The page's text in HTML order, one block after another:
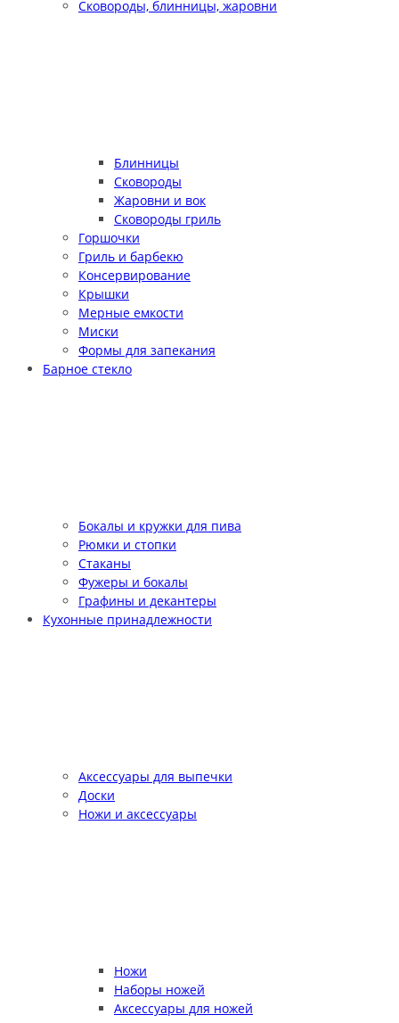
Сковороды, блинницы, жаровни
Блинницы
Сковороды
Жаровни и вок
Сковороды гриль
Горшочки
Гриль и барбекю
Консервирование
Крышки
Мерные емкости
Миски
Формы для запекания
Барное стекло
Бокалы и кружки для пива
Рюмки и стопки
Стаканы
Фужеры и бокалы
Графины и декантеры
Кухонные принадлежности
Аксессуары для выпечки
Доски
Ножи и аксессуары
Ножи
Наборы ножей
Аксессуары для ножей